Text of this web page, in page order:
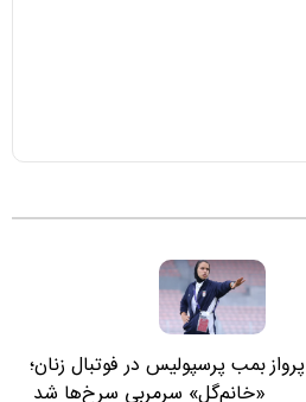
بمب پرسپولیس در فوتبال زنان؛
«خانم‌گل» سرمربی سرخ‌ها شد